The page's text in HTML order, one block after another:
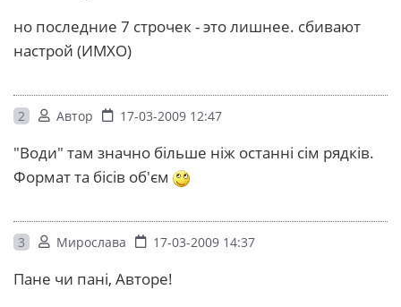
но последние 7 строчек - это лишнее. сбивают
настрой (ИМХО)
2 Автор 17-03-2009 12:47
"Води" там значно більше ніж останні сім рядків.
Формат та бісів об'єм
3 Мирослава 17-03-2009 14:37
Пане чи пані, Авторе!